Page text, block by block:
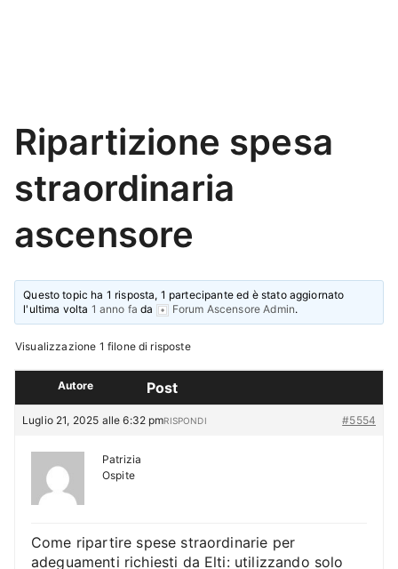
Ripartizione spesa
straordinaria
ascensore
Questo topic ha 1 risposta, 1 partecipante ed è stato aggiornato
l'ultima volta 1 anno fa da Forum Ascensore Admin.
Visualizzazione 1 filone di risposte
Autore Post
Luglio 21, 2025 alle 6:32 pm #5554
RISPONDI
Patrizia
Ospite
Come ripartire spese straordinarie per
adeguamenti richiesti da Elti: utilizzando solo